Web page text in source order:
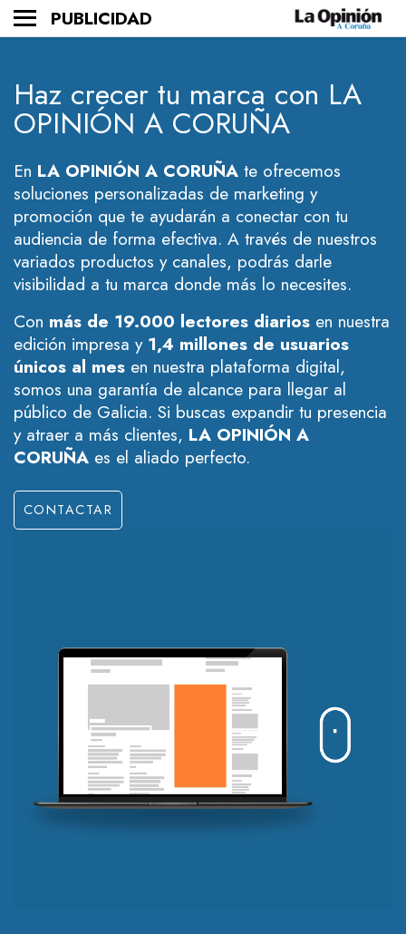
PUBLICIDAD
Haz crecer tu marca con LA
OPINIÓN A CORUÑA
En LA OPINIÓN A CORUÑA te ofrecemos
soluciones personalizadas de marketing y
promoción que te ayudarán a conectar con tu
audiencia de forma efectiva. A través de nuestros
variados productos y canales, podrás darle
visibilidad a tu marca donde más lo necesites.
Con más de 19.000 lectores diarios en nuestra
edición impresa y 1,4 millones de usuarios
únicos al mes en nuestra plataforma digital,
somos una garantía de alcance para llegar al
público de Galicia. Si buscas expandir tu presencia
y atraer a más clientes, LA OPINIÓN A
CORUÑA es el aliado perfecto.
CONTACTAR